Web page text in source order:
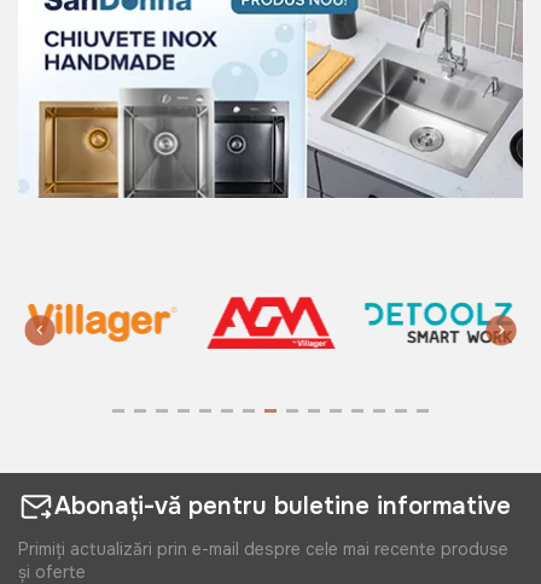
Abonați-vă pentru buletine informative
Primiți actualizări prin e-mail despre cele mai recente produse
și oferte